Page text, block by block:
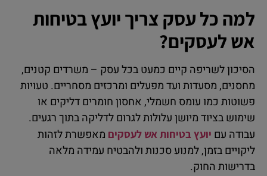
למה כל עסק צריך יועץ בטיחות
אש לעסקים?
הסיכון לשריפה קיים כמעט בכל עסק – משרדים קטנים,
מחסנים, מסעדות ועד מפעלים ומרכזים מסחריים. טעויות
פשוטות כמו עומס חשמלי, אחסון חומרים דליקים או
שימוש בציוד מיושן עלולות לגרום לדליקה בתוך רגעים.
עבודה עם יועץ בטיחות אש לעסקים מאפשרת לזהות
ליקויים בזמן, למנוע סכנות ולהבטיח עמידה מלאה
בדרישות החוק.